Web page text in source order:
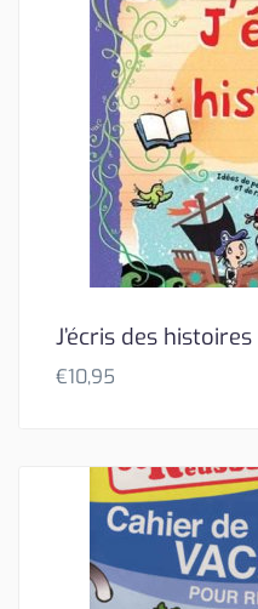
J’écris des histoires
€10,95